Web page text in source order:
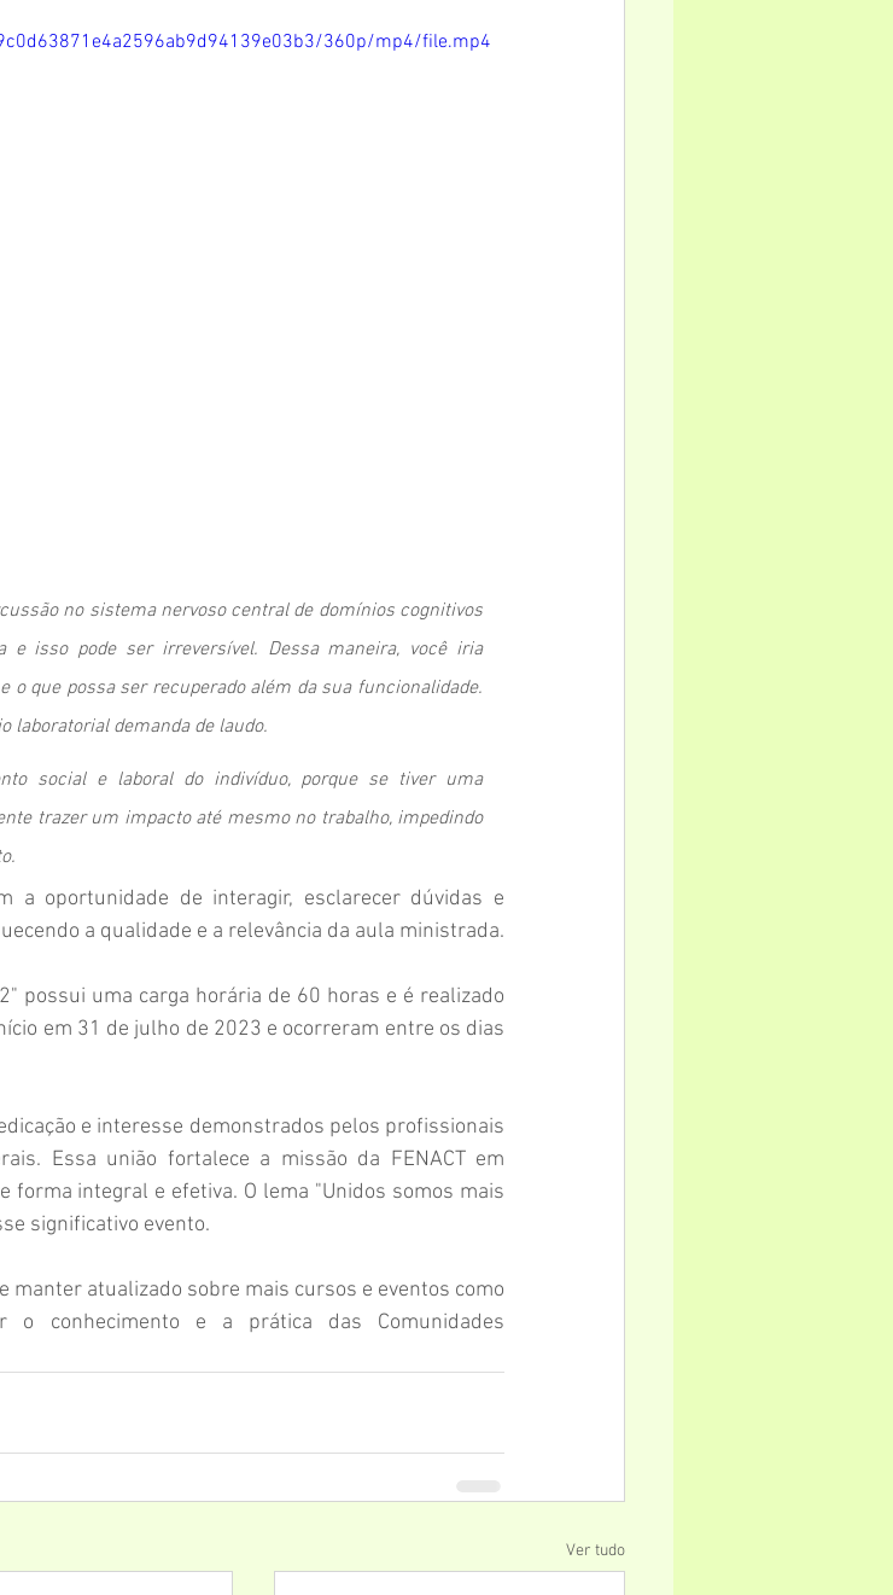
360p/mp4/file.mp4
no sistema nervoso central de domínios cognitivos
isso pode ser irreversível. Dessa maneira, você iria
o que possa ser recuperado além da sua funcionalidade.
laboratorial demanda de laudo.
social e laboral do indivíduo, porque se tiver uma
trazer um impacto até mesmo no trabalho, impedindo
a oportunidade de interagir, esclarecer dúvidas e
a qualidade e a relevância da aula ministrada.
possui uma carga horária de 60 horas e é realizado
em 31 de julho de 2023 e ocorreram entre os dias
e interesse demonstrados pelos profissionais
Essa união fortalece a missão da FENACT em
forma integral e efetiva. O lema "Unidos somos mais
significativo evento.
manter atualizado sobre mais cursos e eventos como
o conhecimento e a prática das Comunidades
Ver tudo